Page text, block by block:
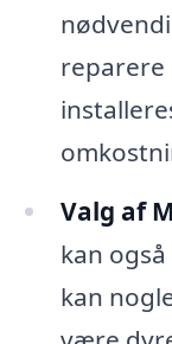
Valg af
kan
kan